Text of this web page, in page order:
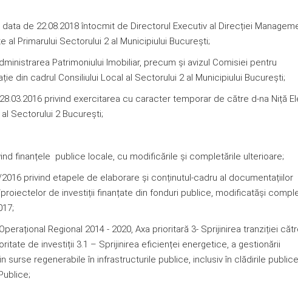
de 22.08.2018 întocmit de Directorul Executiv al Direcției
Primarului Sectorului 2 al Municipiului Bucureşti;
Patrimoniului Imobiliar, precum şi avizul Comisiei pentru
din cadrul Consiliului Local al Sectorului 2 al Municipiului Bucureşti;
privind exercitarea cu caracter temporar de către d-na Niță
Sectorului 2 București;
finanțele publice locale, cu modificările și completările ulterioare;
privind etapele de elaborare și conținutul-cadru al documentațiilor
de investiții finanțate din fonduri publice, modificatăși
Regional 2014 - 2020, Axa prioritară 3- Sprijinirea tranziției
de investiții 3.1 – Sprijinirea eficienței energetice, a gestionării
surse regenerabile în infrastructurile publice, inclusiv în clădirile